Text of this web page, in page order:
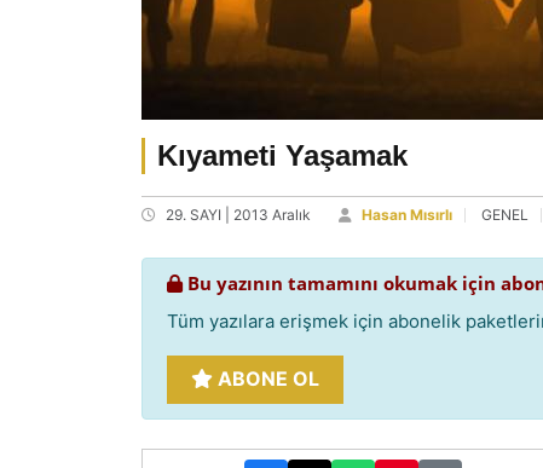
Kıyameti Yaşamak
29. SAYI | 2013 Aralık Hasan Mısırlı GENEL
Bu yazının tamamını okumak için
Tüm yazılara erişmek için abonelik
ABONE OL